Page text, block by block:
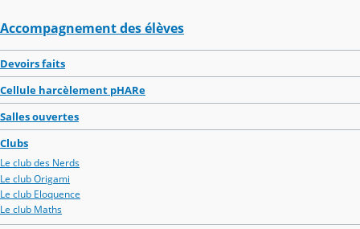
Accompagnement des élèves
Devoirs faits
Cellule harcèlement pHARe
Salles ouvertes
Clubs
Le club des Nerds
Le club Origami
Le club Eloquence
Le club Maths